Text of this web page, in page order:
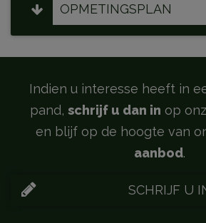
OPMETINGSPLAN
Indien u interesse heeft in
pand, schrijf u dan in op
en blijf op de hoogte van
aanbod.
SCHRIJF U